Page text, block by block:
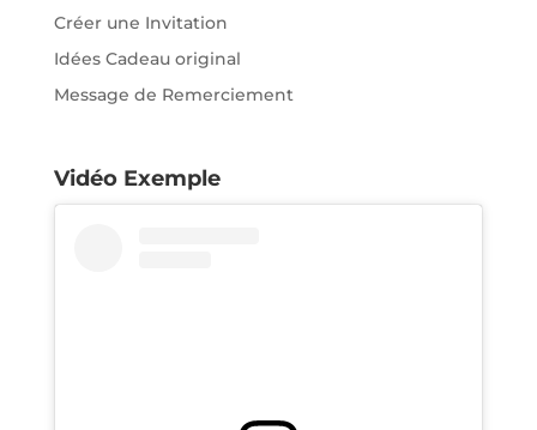
Créer une Invitation
Idées Cadeau original
Message de Remerciement
Vidéo Exemple